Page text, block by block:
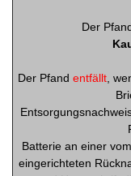
Der
Der Pfand entfällt ,
Batterie an einer
eingerichteten